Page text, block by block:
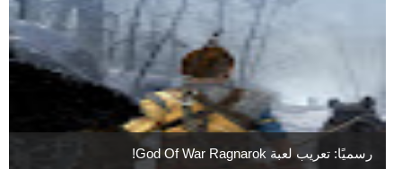
رسميًا: تعريب لعبة God Of War Ragnarok!